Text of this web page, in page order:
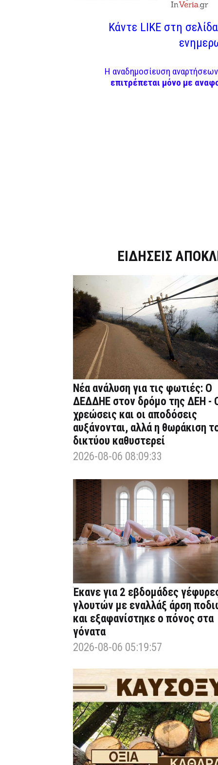
Κάντε LIKE στη
Η αναδημοσίευση
επιτρέπεται μόνο με
ΕΙΔΗΣΕΙΣ
Νέα ανάλυση για τις φωτιές: Ο
ΔΕΔΔΗΕ στον δρόμο της ΔΕΗ -
χρεώσεις και οι αποδόσεις
αυξάνονται, αλλά η θωράκιση
δικτύου καθυστερεί
2026-08-06 08:09:33
Έκανε για 2 εβδομάδες
γλουτών με εναλλάξ άρση
και εξαφανίστηκε ο πόνος στα
γόνατα
2026-08-06 05:19:57